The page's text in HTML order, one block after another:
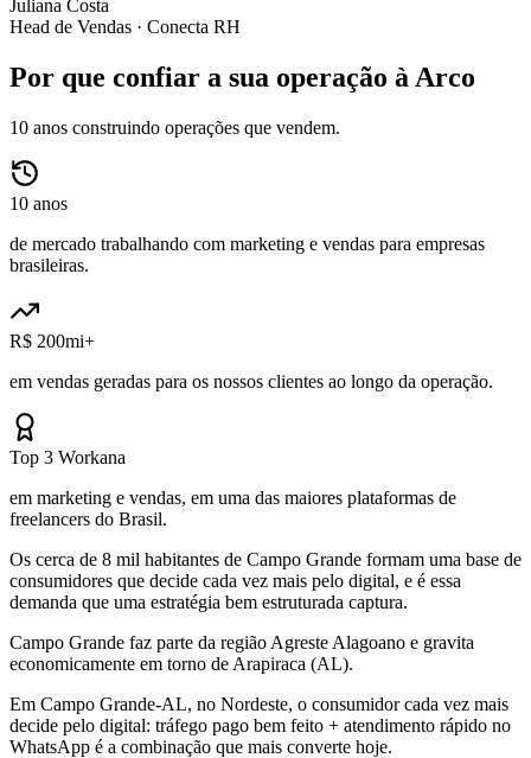
Juliana Costa
Head de Vendas · Conecta RH
Por que confiar a sua operação à Arco
10 anos construindo operações que vendem.
10 anos
de mercado trabalhando com marketing e vendas para empresas
brasileiras.
R$ 200mi+
em vendas geradas para os nossos clientes ao longo da operação.
Top 3 Workana
em marketing e vendas, em uma das maiores plataformas de
freelancers do Brasil.
Os cerca de 8 mil habitantes de Campo Grande formam uma base de
consumidores que decide cada vez mais pelo digital, e é essa
demanda que uma estratégia bem estruturada captura.
Campo Grande faz parte da região Agreste Alagoano e gravita
economicamente em torno de Arapiraca (AL).
Em Campo Grande-AL, no Nordeste, o consumidor cada vez mais
decide pelo digital: tráfego pago bem feito + atendimento rápido no
WhatsApp é a combinação que mais converte hoje.